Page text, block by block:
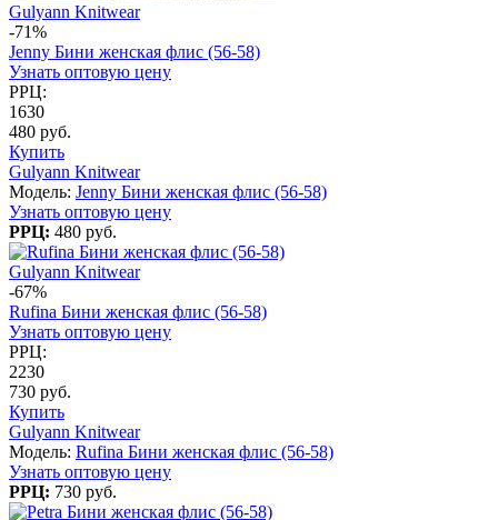
Gulyann Knitwear
-71%
Jenny Бини женская флис (56-58)
Узнать оптовую цену
РРЦ:
1630
480 руб.
Купить
Gulyann Knitwear
Модель: Jenny Бини женская флис (56-58)
Узнать оптовую цену
РРЦ: 480 руб.
Gulyann Knitwear
-67%
Rufina Бини женская флис (56-58)
Узнать оптовую цену
РРЦ:
2230
730 руб.
Купить
Gulyann Knitwear
Модель: Rufina Бини женская флис (56-58)
Узнать оптовую цену
РРЦ: 730 руб.